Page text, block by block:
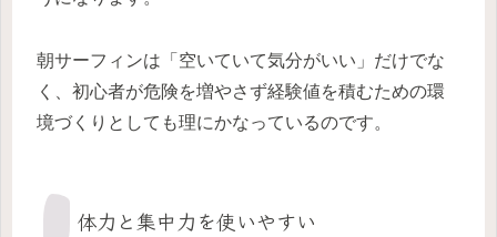
朝サーフィンは「空いていて気分がいい」だけでな
く、初心者が危険を増やさず経験値を積むための環
境づくりとしても理にかなっているのです。
体力と集中力を使いやすい